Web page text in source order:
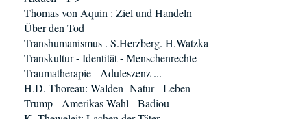
Thomas von Aquin : Ziel und Handeln
Über den Tod
Transhumanismus . S.Herzberg. H.Watzka
Transkultur - Identität - Menschenrechte
Traumatherapie - Aduleszenz ...
H.D. Thoreau: Walden -Natur - Leben
Trump - Amerikas Wahl - Badiou